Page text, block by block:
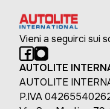
Vieni a seguirci sui
AUTOLITE
AUTOLITE
P.IVA